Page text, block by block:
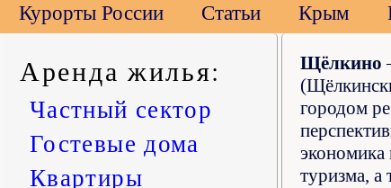
Курорты России Статьи Крым
Аренда жилья:
Частный сектор
Гостевые дома
Квартиры
Щёлкино
городом
экономика
туризма, а